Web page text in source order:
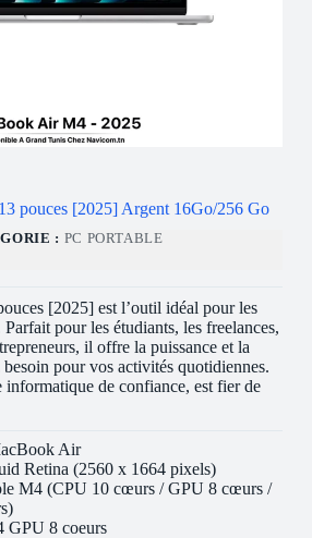
pouces [2025] Argent 16Go/256 Go
: PC PORTABLE
[2025] est l’outil idéal pour les
pour les étudiants, les freelances,
il offre la puissance et la
pour vos activités quotidiennes.
de confiance, est fier de
Air
Retina (2560 x 1664 pixels)
M4 (CPU 10 cœurs / GPU 8 cœurs /
GPU 8 coeurs